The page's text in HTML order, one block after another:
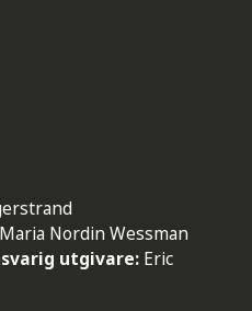
Maria Nordin Wessman
utgivare: Eric